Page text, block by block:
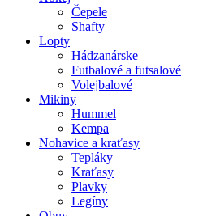
Čepele
Shafty
Lopty
Hádzanárske
Futbalové a futsalové
Volejbalové
Mikiny
Hummel
Kempa
Nohavice a kraťasy
Tepláky
Kraťasy
Plavky
Legíny